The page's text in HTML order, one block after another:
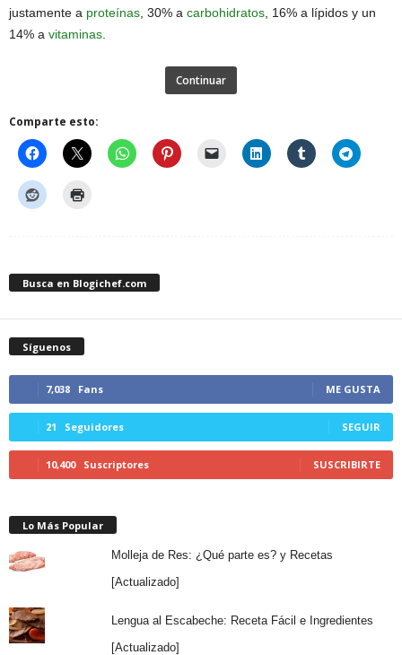
justamente a proteínas , 30% a carbohidratos , 16% a lípidos y un
14% a vitaminas
Continuar
Comparte esto:
Busca en Blogichef.com
Síguenos
7,038 Fans ME GUSTA
21 Seguidores SEGUIR
10,400 Suscriptores SUSCRIBIRTE
Lo Más Popular
Molleja de Res: ¿Qué parte es? y Recetas
[Actualizado]
Lengua al Escabeche: Receta Fácil e Ingredientes
[Actualizado]